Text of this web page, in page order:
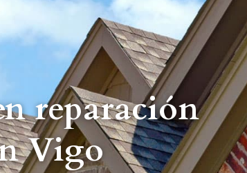
reparación
Vigo